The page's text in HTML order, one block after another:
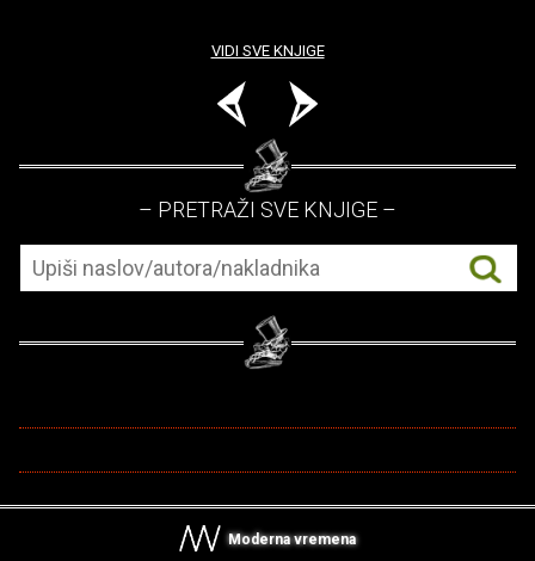
VIDI SVE KNJIGE
– PRETRAŽI SVE KNJIGE –
Moderna vremena